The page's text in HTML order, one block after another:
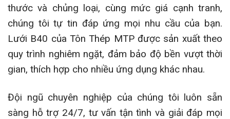
thước và chủng loại, cùng mức giá cạnh tranh,
chúng tôi tự tin đáp ứng mọi nhu cầu của bạn.
Lưới B40 của Tôn Thép MTP được sản xuất theo
quy trình nghiêm ngặt, đảm bảo độ bền vượt thời
gian, thích hợp cho nhiều ứng dụng khác nhau.
Đội ngũ chuyên nghiệp của chúng tôi luôn sẵn
sàng hỗ trợ 24/7, tư vấn tận tình và giải đáp mọi